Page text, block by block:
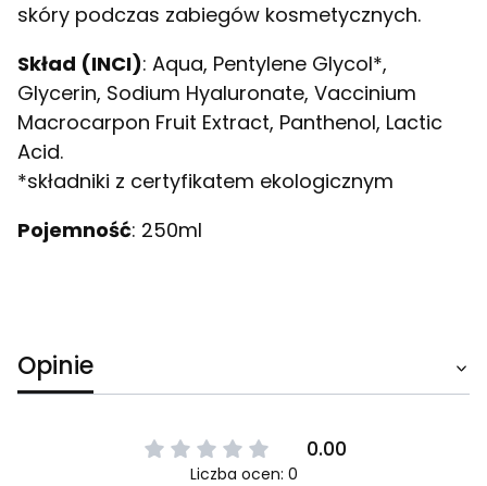
skóry podczas zabiegów kosmetycznych.
Skład (INCI): Aqua, Pentylene Glycol*,
Glycerin, Sodium Hyaluronate, Vaccinium
Macrocarpon Fruit Extract, Panthenol, Lactic
Acid.
*składniki z certyfikatem ekologicznym
Pojemność: 250ml
Opinie
0.00
Liczba ocen: 0